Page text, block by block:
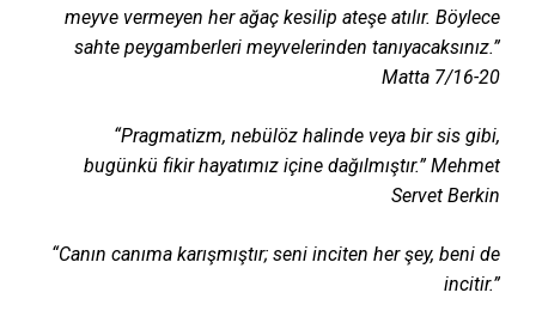
meyve vermeyen her ağaç kesilip ateşe atılır. Böylece
sahte peygamberleri meyvelerinden tanıyacaksınız.”
Matta 7/16-20
“Pragmatizm, nebülöz halinde veya bir sis gibi,
bugünkü fikir hayatımız içine dağılmıştır.” Mehmet
Servet Berkin
“Canın canıma karışmıştır; seni inciten her şey, beni de
incitir.”